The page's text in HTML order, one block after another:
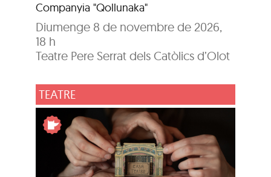
Companyia "Qollunaka"
Diumenge 8 de novembre de 2026,
18 h
Teatre Pere Serrat dels Catòlics d’Olot
TEATRE